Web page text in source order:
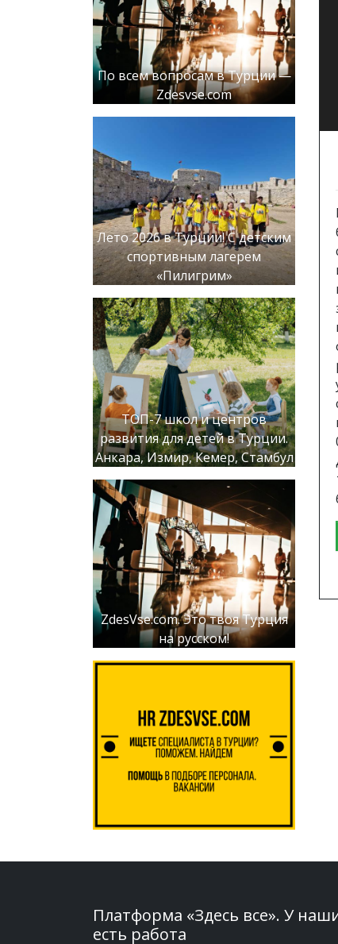
По всем вопросам в Турции —
Zdesvse.com
Лето 2026 в Турции! С детским
спортивным лагерем
«Пилигрим»
ТОП-7 школ и центров
развития для детей в Турции.
Анкара, Измир, Кемер, Стамбул
ZdesVse.com. Это твоя Турция
на русском!
Платформа «Здесь все». У
есть работа